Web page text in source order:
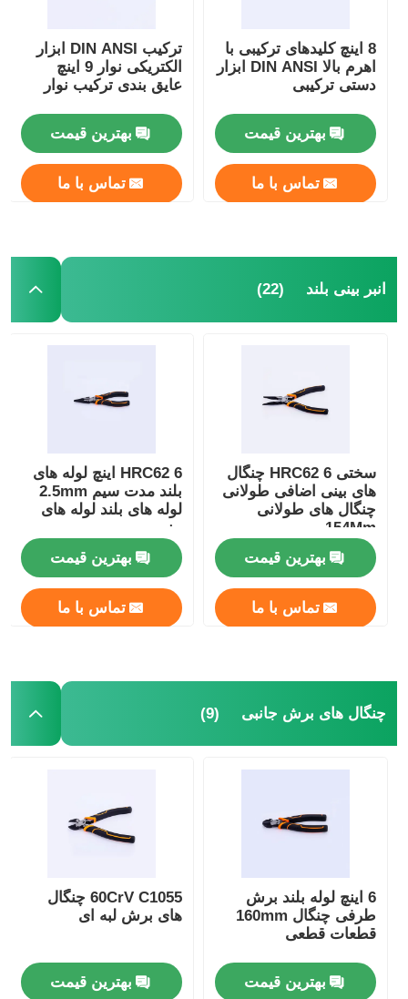
خانه
کارخانه تور
کنترل کیفیت
درخواست نقل قول
چنگال های برش جانبی
انبردست برش انتهایی
8 اینچ کلیدهای ترکیبی با
اهرم بالا DIN ANSI ابزار
دستی ترکیبی
بهترین قیمت
تماس با ما
ترکیب DIN ANSI ابزار
الکتریکی نوار 9 اینچ
عایق بندی ترکیب نوار
بهترین قیمت
تماس با ما
انبر بینی بلند (22)
سختی HRC62 6 چنگال
های بینی اضافی طولانی
چنگال های طولانی
154Mm
بهترین قیمت
تماس با ما
HRC62 6 اینچ لوله های
بلند مدت سیم 2.5mm
لوله های بلند لوله های
بینی
بهترین قیمت
تماس با ما
چنگال های برش جانبی (9)
6 اینچ لوله بلند برش
طرفی چنگال 160mm
قطعات قطعی
بهترین قیمت
60CrV C1055 چنگال
های برش لبه ای
بهترین قیمت